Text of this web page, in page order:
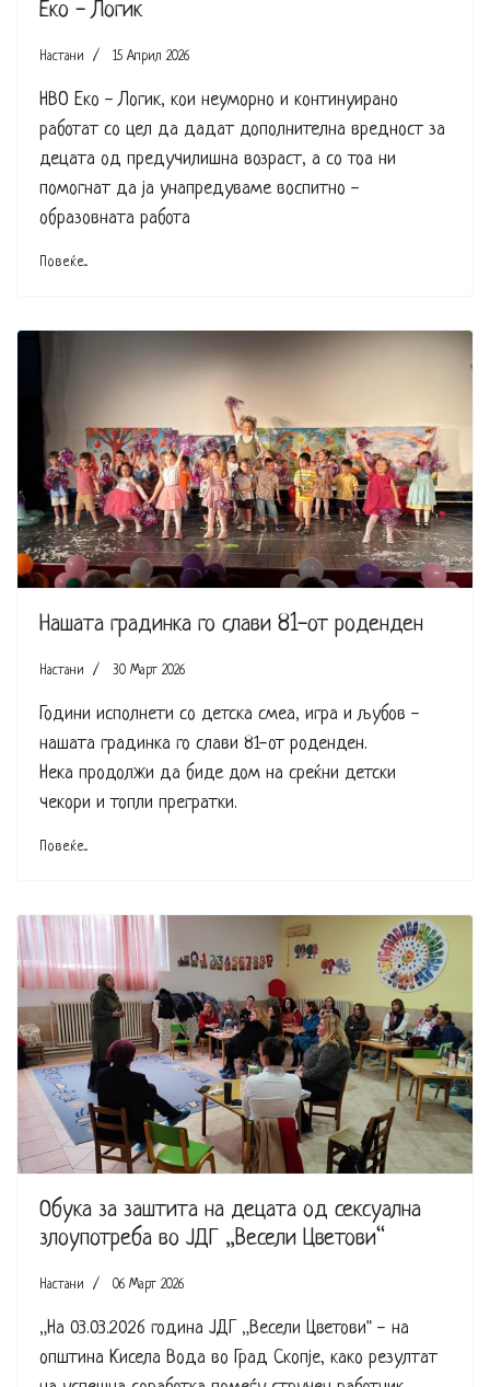
Еко - Логик
Настани 15 Април 2026
НВО Еко - Логик, кои неуморно и континуирано
работат со цел да дадат дополнителна вредност за
децата од предучилишна возраст, а со тоа ни
помогнат да ја унапредуваме воспитно -
образовната работа
Повеќе...
Нашата градинка го слави 81-от роденден
Настани 30 Март 2026
Години исполнети со детска смеа, игра и љубов -
нашата градинка го слави 81-от роденден.
Нека продолжи да биде дом на среќни детски
чекори и топли прегратки.
Повеќе...
Обука за заштита на децата од сексуална
злоупотреба во ЈДГ „Весели Цветови“
Настани 06 Март 2026
„На 03.03.2026 година ЈДГ „Весели Цветови" - на
општина Кисела Вода во Град Скопје, како резултат